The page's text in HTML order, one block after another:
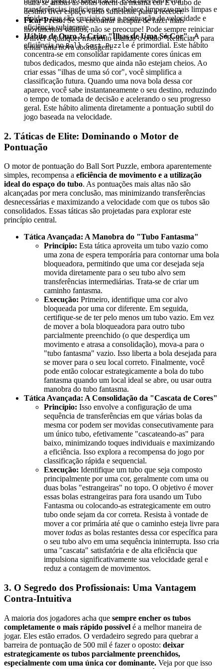
outra se ambas as bolas forem da mesma cor E o tubo de
destino tiver espaço vazio suficiente para a receber.
Ficar Preso:Se se encontrar incapaz de fazer mais
movimentos válidos, não se preocupe! Pode sempre reiniciar
o nível a qualquer momento usando o botão "Reiniciar" para
tentar uma nova abordagem.
transferências ineficientes e estabelece limpezas mais limpas e
rápidas, que são cruciais para a pontuação de velocidade e
eficiência subjacente.
Hábito de Ouro 3: Criar "Ilhas de Uma Só Cor"- A
eficiência noBall Sort Puzzle é primordial. Este hábito
concentra-se em consolidar rapidamente cores únicas em
tubos dedicados, mesmo que ainda não estejam cheios. Ao
criar essas "ilhas de uma só cor", você simplifica a
classificação futura. Quando uma nova bola dessa cor
aparece, você sabe instantaneamente o seu destino, reduzindo
o tempo de tomada de decisão e acelerando o seu progresso
geral. Este hábito alimenta diretamente a pontuação subtil do
jogo baseada na velocidade.
2. Táticas de Elite: Dominando o Motor de
Pontuação
O motor de pontuação do Ball Sort Puzzle, embora aparentemente
simples, recompensa a eficiência de movimento e a utilização
ideal do espaço do tubo. As pontuações mais altas não são
alcançadas por mera conclusão, mas minimizando transferências
desnecessárias e maximizando a velocidade com que os tubos são
consolidados. Essas táticas são projetadas para explorar este
princípio central.
Tática Avançada: A Manobra do "Tubo Fantasma"
Princípio: Esta tática aproveita um tubo vazio como
uma zona de espera temporária para contornar uma bola
bloqueadora, permitindo que uma cor desejada seja
movida diretamente para o seu tubo alvo sem
transferências intermediárias. Trata-se de criar um
caminho fantasma.
Execução: Primeiro, identifique uma cor alvo
bloqueada por uma cor diferente. Em seguida,
certifique-se de ter pelo menos um tubo vazio. Em vez
de mover a bola bloqueadora para outro tubo
parcialmente preenchido (o que desperdiça um
movimento e atrasa a consolidação), mova-a para o
"tubo fantasma" vazio. Isso liberta a bola desejada para
se mover para o seu local correto. Finalmente, você
pode então colocar estrategicamente a bola do tubo
fantasma quando um local ideal se abre, ou usar outra
manobra do tubo fantasma.
Tática Avançada: A Consolidação da "Cascata de Cores"
Princípio: Isso envolve a configuração de uma
sequência de transferências em que várias bolas da
mesma cor podem ser movidas consecutivamente para
um único tubo, efetivamente "cascateando-as" para
baixo, minimizando toques individuais e maximizando
a eficiência. Isso explora a recompensa do jogo por
classificação rápida e sequencial.
Execução: Identifique um tubo que seja composto
principalmente por uma cor, geralmente com uma ou
duas bolas "estrangeiras" no topo. O objetivo é mover
essas bolas estrangeiras para fora usando um Tubo
Fantasma ou colocando-as estrategicamente em outro
tubo onde sejam da cor correta. Resista à vontade de
mover a cor primária até que o caminho esteja livre para
movertodas as bolas restantes dessa cor específica para
o seu tubo alvo em uma sequência ininterrupta. Isso cria
uma "cascata" satisfatória e de alta eficiência que
impulsiona significativamente sua velocidade geral e
reduz a contagem de movimentos.
3. O Segredo dos Profissionais: Uma Vantagem
Contra-Intuitiva
A maioria dos jogadores acha que sempre encher os tubos
completamente o mais rápido possível é a melhor maneira de
jogar. Eles estão errados. O verdadeiro segredo para quebrar a
barreira de pontuação de 500 mil é fazer o oposto: deixar
estrategicamente os tubos parcialmente preenchidos,
especialmente com uma única cor dominante. Veja por que isso